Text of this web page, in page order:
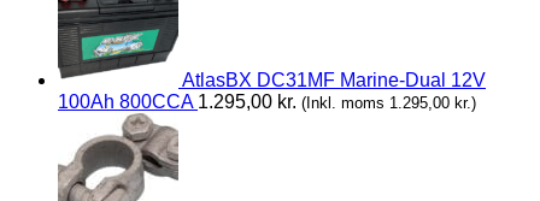
AtlasBX DC31MF Marine-Dual 12V
100Ah 800CCA 1.295,00 kr. (Inkl. moms 1.295,00 kr.)